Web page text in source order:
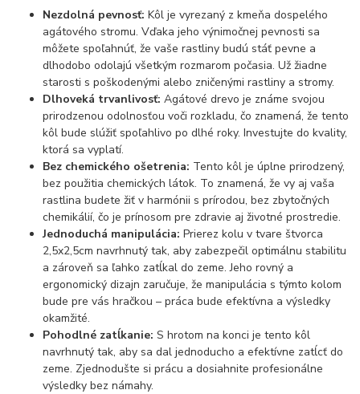
Nezdolná pevnosť:Kôl je vyrezaný z kmeňa dospelého
agátového stromu. Vďaka jeho výnimočnej pevnosti sa
môžete spoľahnúť, že vaše rastliny budú stáť pevne a
dlhodobo odolajú všetkým rozmarom počasia. Už žiadne
starosti s poškodenými alebo zničenými rastliny a stromy.
Dlhoveká trvanlivosť: Agátové drevo je známe svojou
prirodzenou odolnosťou voči rozkladu, čo znamená, že tento
kôl bude slúžiť spoľahlivo po dlhé roky. Investujte do kvality,
ktorá sa vyplatí.
Bez chemického ošetrenia: Tento kôl je úplne prirodzený,
bez použitia chemických látok. To znamená, že vy aj vaša
rastlina budete žiť v harmónii s prírodou, bez zbytočných
chemikálií, čo je prínosom pre zdravie aj životné prostredie.
Jednoduchá manipulácia:Prierez kolu v tvare štvorca
2,5x2,5cm navrhnutý tak, aby zabezpečil optimálnu stabilitu
a zároveň sa ľahko zatĺkal do zeme. Jeho rovný a
ergonomický dizajn zaručuje, že manipulácia s týmto kolom
bude pre vás hračkou – práca bude efektívna a výsledky
okamžité.
Pohodlné zatĺkanie: S hrotom na konci je tento kôl
navrhnutý tak, aby sa dal jednoducho a efektívne zatĺcť do
zeme. Zjednodušte si prácu a dosiahnite profesionálne
výsledky bez námahy.